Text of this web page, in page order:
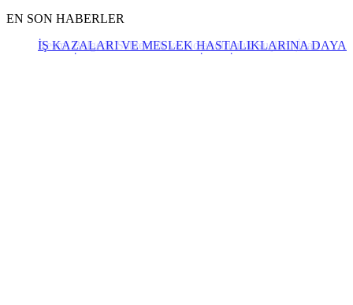
EN SON HABERLER
İŞ KAZALARI VE MESLEK HASTALIKLARINA